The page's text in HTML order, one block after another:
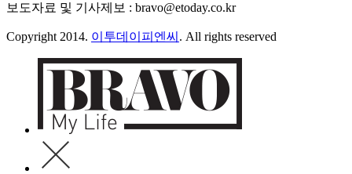
보도자료 및 기사제보 : bravo@etoday.co.kr
Copyright 2014. 이투데이피엔씨 . All rights reserved